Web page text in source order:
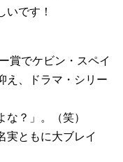
いです！
賞でケビン・スペイ
え、ドラマ・シリー
？」。（笑）
実ともに大ブレイ